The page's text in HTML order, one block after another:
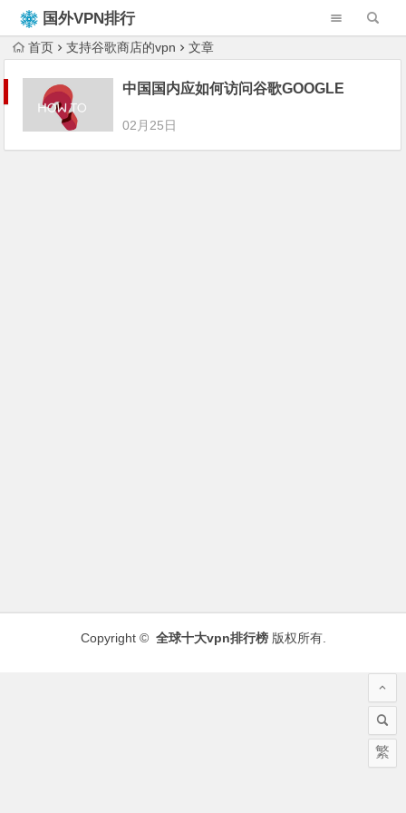
国外VPN排行
榜首页 支持谷歌商店的vpn 文章
中国国内应如何访问谷歌GOOGLE
02月25日
Copyright © 全球十大vpn排行榜版权所有.
繁